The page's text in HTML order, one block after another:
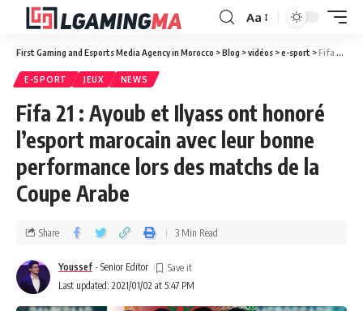
Aa
First Gaming and Esports Media Agency in Morocco >Blog >vidéos >e-sport >Fifa 21 : Ayoub et Ilyass ont honoré l’esport marocain avec leur bonne performance lors des matchs de la Coupe Arabe
E-SPORT JEUX NEWS
Fifa 21 : Ayoub et Ilyass ont honoré
l’esport marocain avec leur bonne
performance lors des matchs de la
Coupe Arabe
Last updated: 2021/01/02 at 5:47 PM
Youssef - Senior Editor
Share 3 Min Read